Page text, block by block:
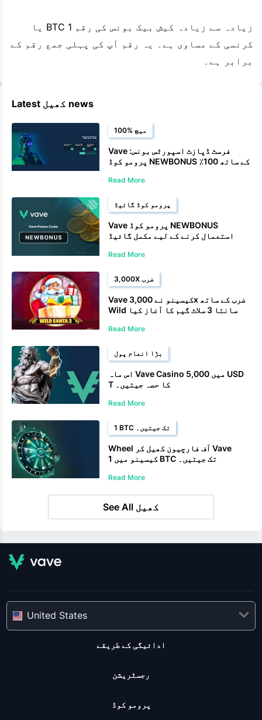
زیادہ سے زیادہ کیش بیک بونس کی رقم 1 BTC یا
کرنسی کے مساوی ہے۔ یہ رقم آپ کی پہلی جمع رقم کے
برابر ہے۔
Latest کھیل news
100% میچ
Vave فرسٹ ڈپازٹ اسپورٹس بونس:
پرومو کوڈ NEWBONUS کے ساتھ 100٪
Read More
پرومو کوڈ گائیڈ
Vave پرومو کوڈ NEWBONUS
استعمال کرنے کے لیے مکمل گائیڈ
Read More
3,000X ضرب
Vave کیسینو نے 3,000x ضرب کے ساتھ
Wild سانتا 3 سلاٹ گیم کا آغاز کیا
Read More
بڑا انعام پول
اس ماہ Vave Casino میں 5,000 USD
T کا حصہ جیتیں۔
Read More
1 BTC تک جیتیں۔
Wheel آف فارچیون کھیل کر Vave
کیسینو میں 1 BTC تک جیتیں۔
Read More
See All کھیل
United States
ادائیگی کے طریقے
رجسٹریشن
پرومو کوڈ